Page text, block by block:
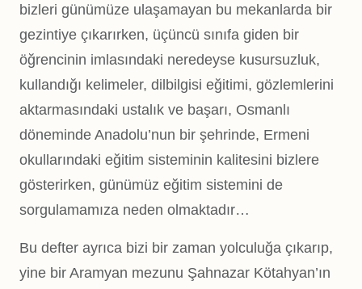
bizleri günümüze ulaşamayan bu mekanlarda bir
gezintiye çıkarırken, üçüncü sınıfa giden bir
öğrencinin imlasındaki neredeyse kusursuzluk,
kullandığı kelimeler, dilbilgisi eğitimi, gözlemlerini
aktarmasındaki ustalık ve başarı, Osmanlı
döneminde Anadolu’nun bir şehrinde, Ermeni
okullarındaki eğitim sisteminin kalitesini bizlere
gösterirken, günümüz eğitim sistemini de
sorgulamamıza neden olmaktadır…
Bu defter ayrıca bizi bir zaman yolculuğa çıkarıp,
yine bir Aramyan mezunu Şahnazar Kötahyan’ın